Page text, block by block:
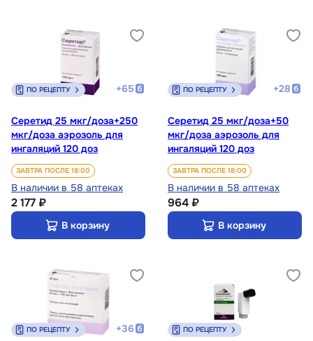
ПО РЕЦЕПТУ +65
Серетид 25 мкг/доза+250
мкг/доза аэрозоль для
ингаляций 120 доз
ЗАВТРА ПОСЛЕ 18:00
В наличии в 58 аптеках
2 177 ₽
В корзину
ПО РЕЦЕПТУ +28
Серетид 25 мкг/доза+50
мкг/доза аэрозоль для
ингаляций 120 доз
ЗАВТРА ПОСЛЕ 18:00
В наличии в 58 аптеках
964 ₽
В корзину
ПО РЕЦЕПТУ +36 ПО РЕЦЕПТУ